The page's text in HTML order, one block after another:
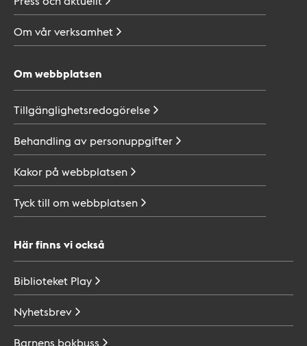
Om vårverksamhet
Om webbplatsen
Tillgänglighetsredogörelse
Behandling av personuppgifter
Kakor på webbplatsen
Tyck till om webbplatsen
Här finns vi också
Biblioteket Play
Nyhetsbrev
Barnens bokbuss